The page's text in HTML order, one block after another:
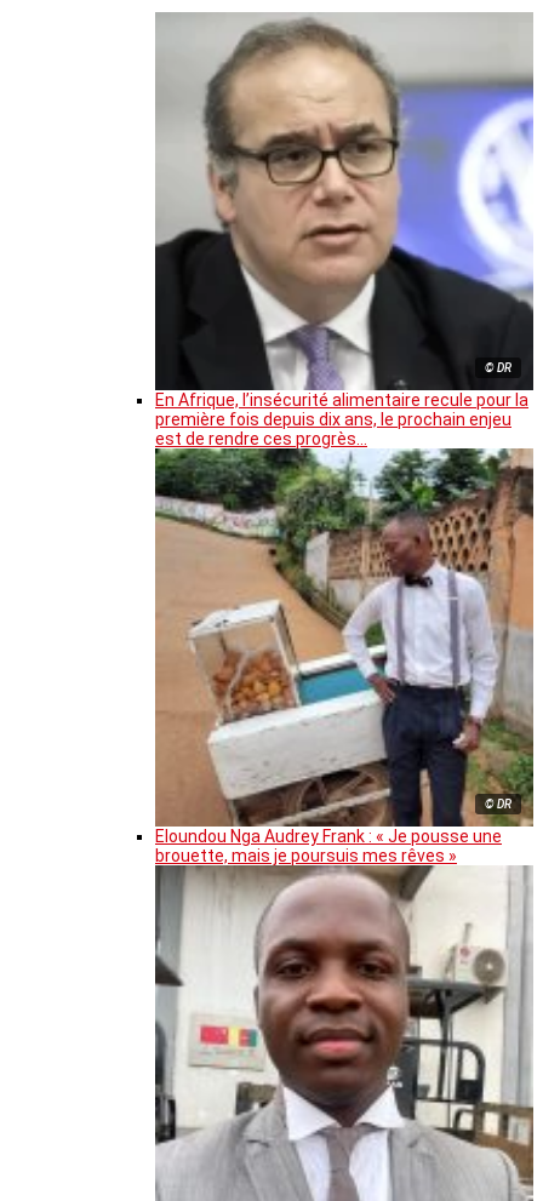
© DR
En Afrique, l’insécurité alimentaire recule pour la
première fois depuis dix ans, le prochain enjeu
est de rendre ces progrès…
© DR
Eloundou Nga Audrey Frank : « Je pousse une
brouette, mais je poursuis mes rêves »